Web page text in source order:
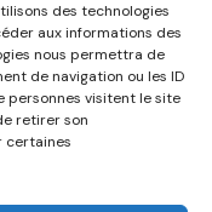
des technologies
aux informations des
nous permettra de
de navigation ou les ID
personnes visitent le site
retirer son
certaines